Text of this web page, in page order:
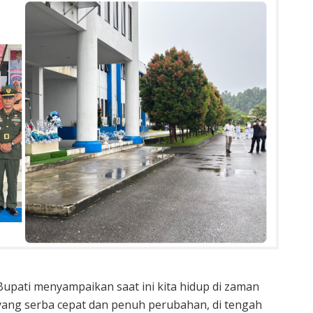
menyampaikan saat ini kita hidup di zaman
serba cepat dan penuh perubahan, di tengah